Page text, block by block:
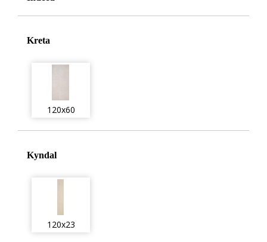
Kreta
120x60
Kyndal
120x23